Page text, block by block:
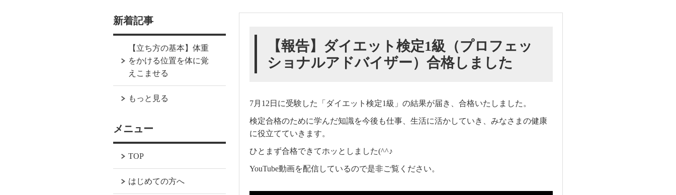
【報告】ダイエット検定1級（プロフェッ
ショナルアドバイザー）合格しました
7月12日に受験した「ダイエット検定1級」の結果が届き、合格いたしました。
検定合格のために学んだ知識を今後も仕事、生活に活かしていき、みなさまの健康
に役立てていきます。
ひとまず合格できてホッとしました(^^♪
YouTube動画を配信しているので是非ご覧ください。
新着記事
【立ち方の基本】体重
をかける位置を体に覚
えこませる
もっと見る
メニュー
TOP
はじめての方へ